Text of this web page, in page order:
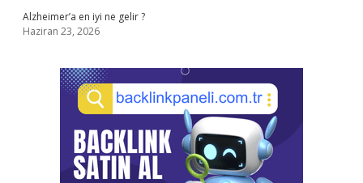
Alzheimer’a en iyi ne gelir ?
Haziran 23, 2026